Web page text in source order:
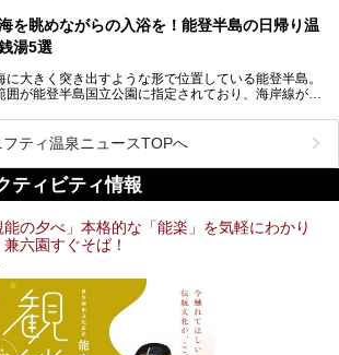
そんなサウナによく行く人もこれから楽しむ人も格安
めるサウナを紹介します。
種類豊富ですよ。
を眺めながらの入浴を！能登半島の日帰り温
湯5選
に大きく突き出すような形で位置している能登半島。
囲が能登半島国立公園に指定されており、海岸線が作
くのがオススメですが、ドライブの際にぜひ一緒に楽
いただきたいのが温泉です。絶景を眺めながらつかる
最高ですよ！ 今回はそんな能登の温泉を5つご紹介
。
フティ温泉ニュースTOPへ
ティビティ情報
能の夕べ」本格的な「能楽」を気軽にわかり
六園すぐそば！